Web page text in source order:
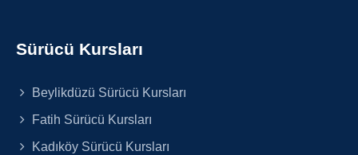
Sürücü Kursları
Beylikdüzü Sürücü Kursları
Fatih Sürücü Kursları
Kadıköy Sürücü Kursları